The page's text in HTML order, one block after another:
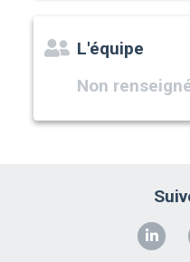
L'équipe
Non